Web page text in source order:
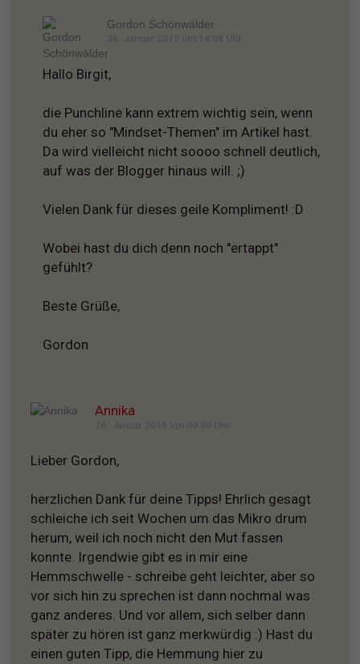
Gordon Schönwälder
Hallo Birgit,
die Punchline kann extrem wichtig sein, wenn
du eher so "Mindset-Themen" im Artikel hast.
Da wird vielleicht nicht soooo schnell deutlich,
auf was der Blogger hinaus will. ;)
Vielen Dank für dieses geile Kompliment! :D
Wobei hast du dich denn noch "ertappt"
gefühlt?
Beste Grüße,
Gordon
Annika
Lieber Gordon,
herzlichen Dank für deine Tipps! Ehrlich gesagt
schleiche ich seit Wochen um das Mikro drum
herum, weil ich noch nicht den Mut fassen
konnte. Irgendwie gibt es in mir eine
Hemmschwelle - schreibe geht leichter, aber so
vor sich hin zu sprechen ist dann nochmal was
ganz anderes. Und vor allem, sich selber dann
später zu hören ist ganz merkwürdig :) Hast du
einen guten Tipp, die Hemmung hier zu